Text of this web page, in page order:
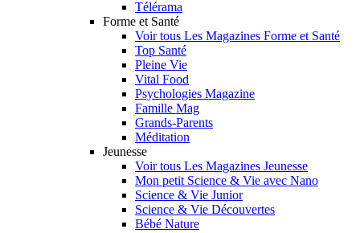
Télérama
Forme et Santé
Voir tous Les Magazines Forme et Santé
Top Santé
Pleine Vie
Vital Food
Psychologies Magazine
Famille Mag
Grands-Parents
Méditation
Jeunesse
Voir tous Les Magazines Jeunesse
Mon petit Science & Vie avec Nano
Science & Vie Junior
Science & Vie Découvertes
Bébé Nature